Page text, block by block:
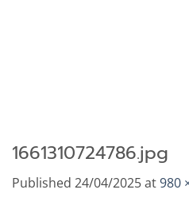
1661310724786.jpg
Published 24/04/2025at980